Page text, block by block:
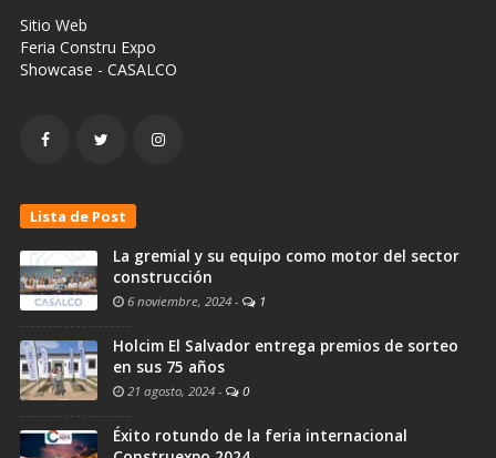
Sitio Web
Feria Constru Expo
Showcase - CASALCO
Lista de Post
La gremial y su equipo como motor del sector
construcción
6 noviembre, 2024 - 1
Holcim El Salvador entrega premios de sorteo
en sus 75 años
21 agosto, 2024 - 0
Éxito rotundo de la feria internacional